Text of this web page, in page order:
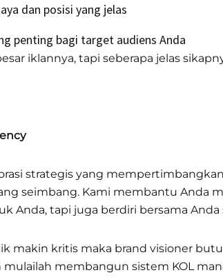
dan posisi yang jelas
penting bagi target audiens Anda
iklannya, tapi seberapa jelas
strategis yang
seimbang. Kami membantu Anda
Anda, tapi juga berdiri bersama Anda
makin kritis maka brand visioner
mulailah membangun sistem KOL